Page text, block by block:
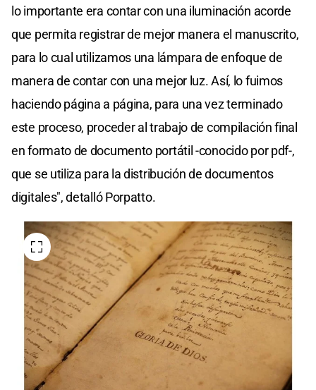
lo importante era contar con una iluminación acorde
que permita registrar de mejor manera el manuscrito,
para lo cual utilizamos una lámpara de enfoque de
manera de contar con una mejor luz. Así, lo fuimos
haciendo página a página, para una vez terminado
este proceso, proceder al trabajo de compilación final
en formato de documento portátil -conocido por pdf-,
que se utiliza para la distribución de documentos
digitales", detalló Porpatto.